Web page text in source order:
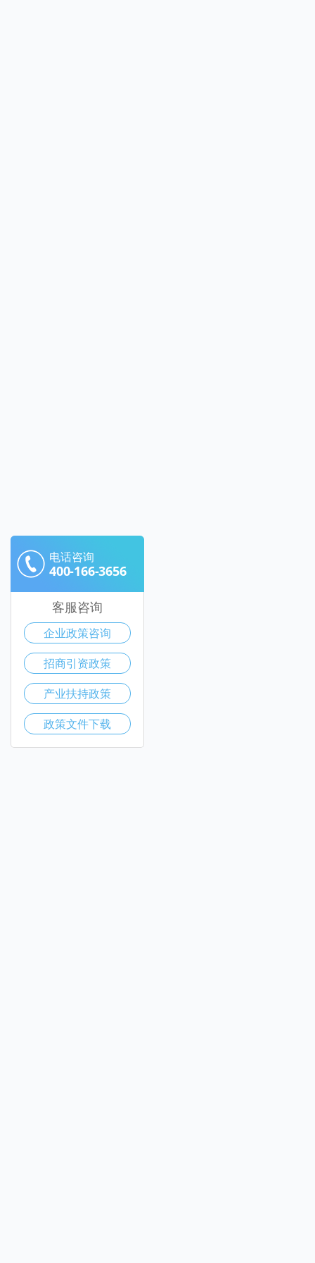
电话咨询
400-166-3656
客服咨询
企业政策咨询
招商引资政策
产业扶持政策
政策文件下载